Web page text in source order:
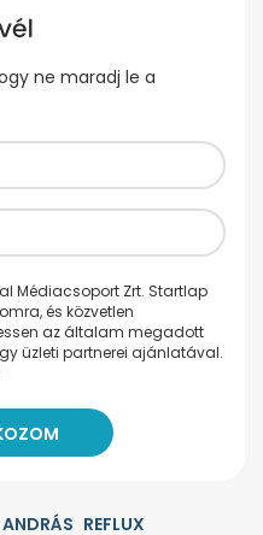
ne maradj le a
Médiacsoport Zrt. Startlap
és közvetlen
az általam megadott
üzleti partnerei ajánlatával.
REFLUX